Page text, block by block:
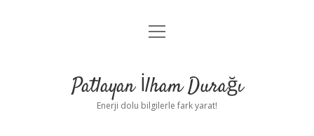
Anasayfa
Yasal Uyarı
menüyü
Patlayan İlham Durağı
Enerji dolu bilgilerle fark yarat!